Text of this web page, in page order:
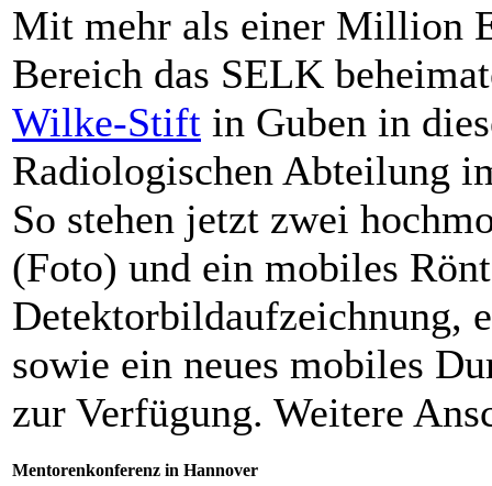
Mit mehr als einer Million
Bereich das SELK
Wilke-Stift in Guben in
Radiologischen Abteilung
So stehen jetzt zwei
(Foto) und ein mobiles
Detektorbildaufzeichnung,
sowie ein neues mobiles
zur Verfügung. Weitere
Mentorenkonferenz in Hannover